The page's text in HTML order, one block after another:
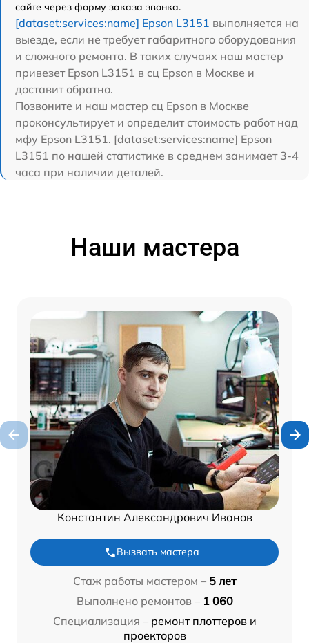
сайте через форму заказа звонка.
[dataset:services:name] Epson L3151 выполняется на
выезде, если не требует габаритного оборудования
и сложного ремонта. В таких случаях наш мастер
привезет Epson L3151 в сц Epson в Москве и
доставит обратно.
Позвоните и наш мастер сц Epson в Москве
проконсультирует и определит стоимость работ над
мфу Epson L3151. [dataset:services:name] Epson
L3151 по нашей статистике в среднем занимает 3-4
часа при наличии деталей.
Наши мастера
Константин Александрович Иванов
Вызвать мастера
Стаж работы мастером – 5 лет
Выполнено ремонтов – 1 060
Специализация – ремонт плоттеров и
проекторов